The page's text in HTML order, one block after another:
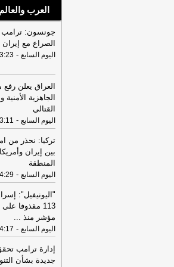
العرب والعالم
جونسون: ترامب
الصراع مع إيران
اليوم السابع -
العراق يعلن
الجاهزية الأمنية
القتالي
اليوم السابع -
تركيا: نحذر من
بين إيران
المنطقة
اليوم السابع -
"اليونيفيل":
113 مقذوفا
مؤشر منذ ...
اليوم السابع -
إدارة ترامب
جديدة بشأن